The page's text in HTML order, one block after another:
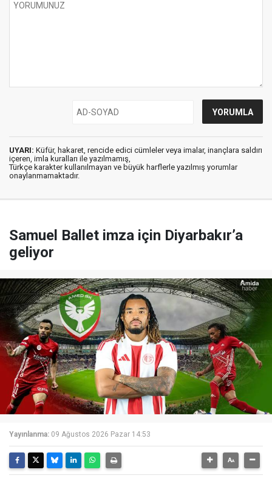
UYARI: Küfür, hakaret, rencide edici cümleler veya imalar, inançlara saldırı
içeren, imla kuralları ile yazılmamış,
Türkçe karakter kullanılmayan ve büyük harflerle yazılmış yorumlar
onaylanmamaktadır.
Samuel Ballet imza için Diyarbakır’a
geliyor
Yayınlanma: 09 Ağustos 2026 Pazar 14:53